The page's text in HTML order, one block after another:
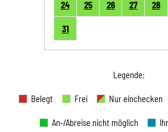
24 25 26 27 28
31
Legende:
Belegt Frei Nur einchecken
An-/Abreise nicht möglich